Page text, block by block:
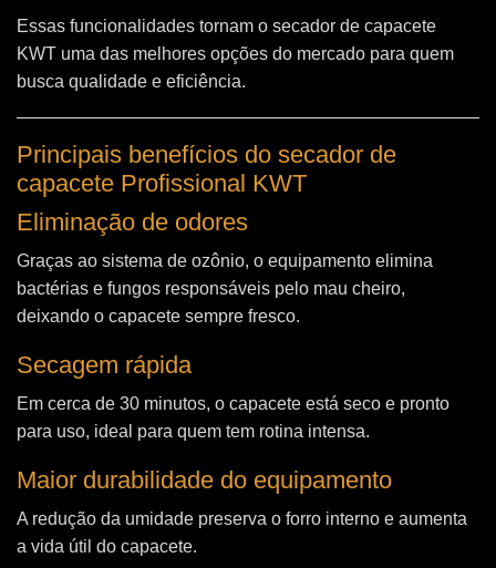
Essas funcionalidades tornam o secador de capacete
KWT uma das melhores opções do mercado para quem
busca qualidade e eficiência.
Principais benefícios do secador de
capacete Profissional KWT
Eliminação de odores
Graças ao sistema de ozônio, o equipamento elimina
bactérias e fungos responsáveis pelo mau cheiro,
deixando o capacete sempre fresco.
Secagem rápida
Em cerca de 30 minutos, o capacete está seco e pronto
para uso, ideal para quem tem rotina intensa.
Maior durabilidade do equipamento
A redução da umidade preserva o forro interno e aumenta
a vida útil do capacete.